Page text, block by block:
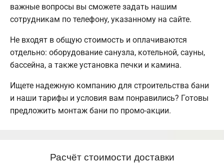
важные вопросы вы сможете задать нашим
сотрудникам по телефону, указанному на сайте.
Не входят в общую стоимость и оплачиваются
отдельно: оборудование санузла, котельной, сауны,
бассейна, а также установка печки и камина.
Ищете надежную компанию для строительства бани
и наши тарифы и условия вам понравились? Готовы
предложить монтаж бани по промо-акции.
Расчёт стоимости доставки